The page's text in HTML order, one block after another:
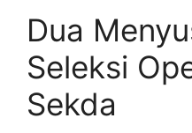
Dua
Seleksi
Sekda